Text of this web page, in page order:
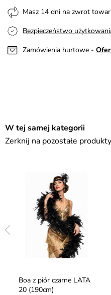
Masz 14 dni na zwrot
Bezpieczeństwo
Zamówienia hurtowe -
W tej samej kategorii
Zerknij na pozostałe
Boa z piór czarne LATA
20 (190cm)